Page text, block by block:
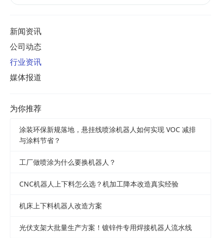
新闻资讯
公司动态
行业资讯
媒体报道
为你推荐
涂装环保新规落地，悬挂线喷涂机器人如何实现 VOC 减排
与涂料节省？
工厂做喷涂为什么要换机器人？
CNC机器人上下料怎么选？机加工降本改造真实经验
机床上下料机器人改造方案
光伏支架大批量生产方案！镀锌件专用焊接机器人流水线